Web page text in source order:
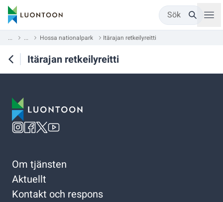
Sök
... ... Hossa nationalpark Itärajan retkeilyreitti
Itärajan retkeilyreitti
Om tjänsten
Aktuellt
Kontakt och respons